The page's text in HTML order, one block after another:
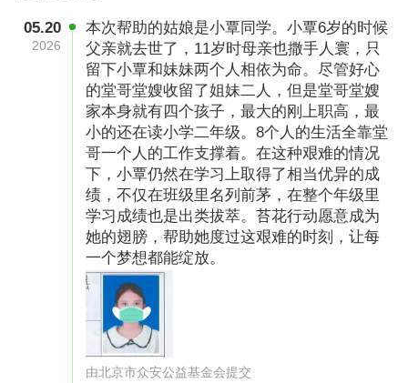
05.20
2026
本次帮助的姑娘是小覃同学。小覃6岁的时候
父亲就去世了，11岁时母亲也撒手人寰，只
留下小覃和妹妹两个人相依为命。尽管好心
的堂哥堂嫂收留了姐妹二人，但是堂哥堂嫂
家本身就有四个孩子，最大的刚上职高，最
小的还在读小学二年级。8个人的生活全靠堂
哥一个人的工作支撑着。在这种艰难的情况
下，小覃仍然在学习上取得了相当优异的成
绩，不仅在班级里名列前茅，在整个年级里
学习成绩也是出类拔萃。苔花行动愿意成为
她的翅膀，帮助她度过这艰难的时刻，让每
一个梦想都能绽放。
由北京市众安公益基金会提交